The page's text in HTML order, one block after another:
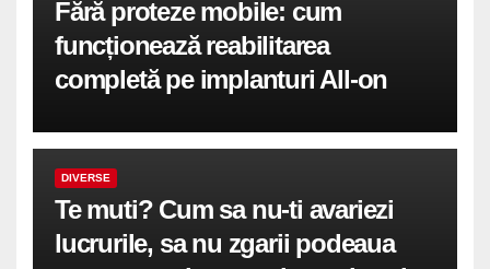
Fără proteze mobile: cum
funcționează reabilitarea
completă pe implanturi All-on
DIVERSE
Te muti? Cum sa nu-ti avariezi
lucrurile, sa nu zgarii podeaua